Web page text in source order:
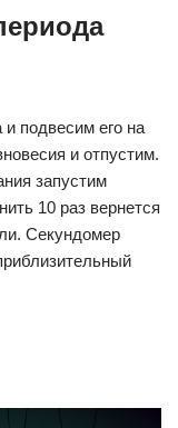
подвесим его на
и отпустим.
запустим
10 раз вернется
Секундомер